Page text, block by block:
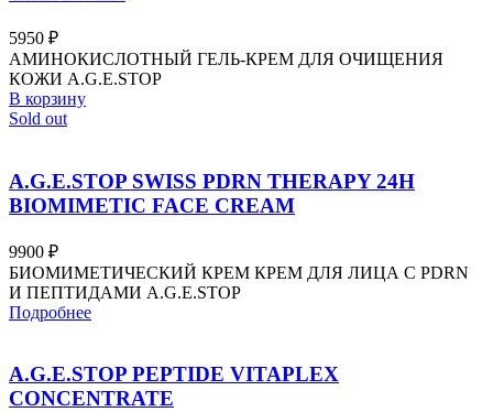
5950 ₽
АМИНОКИСЛОТНЫЙ ГЕЛЬ-КРЕМ ДЛЯ ОЧИЩЕНИЯ
КОЖИ A.G.E.STOP
В корзину
Sold out
A.G.E.STOP SWISS PDRN THERAPY 24H
BIOMIMETIC FACE CREAM
9900 ₽
БИОМИМЕТИЧЕСКИЙ КРЕМ КРЕМ ДЛЯ ЛИЦА С PDRN
И ПЕПТИДАМИ A.G.E.STOP
Подробнее
A.G.E.STOP PEPTIDE VITAPLEX
CONCENTRATE